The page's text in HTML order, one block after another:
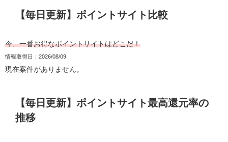
【毎日更新】ポイントサイト比較
今、一番お得なポイントサイトはどこだ！
情報取得日：2026/08/09
現在案件がありません。
【毎日更新】ポイントサイト最高還元率の
推移